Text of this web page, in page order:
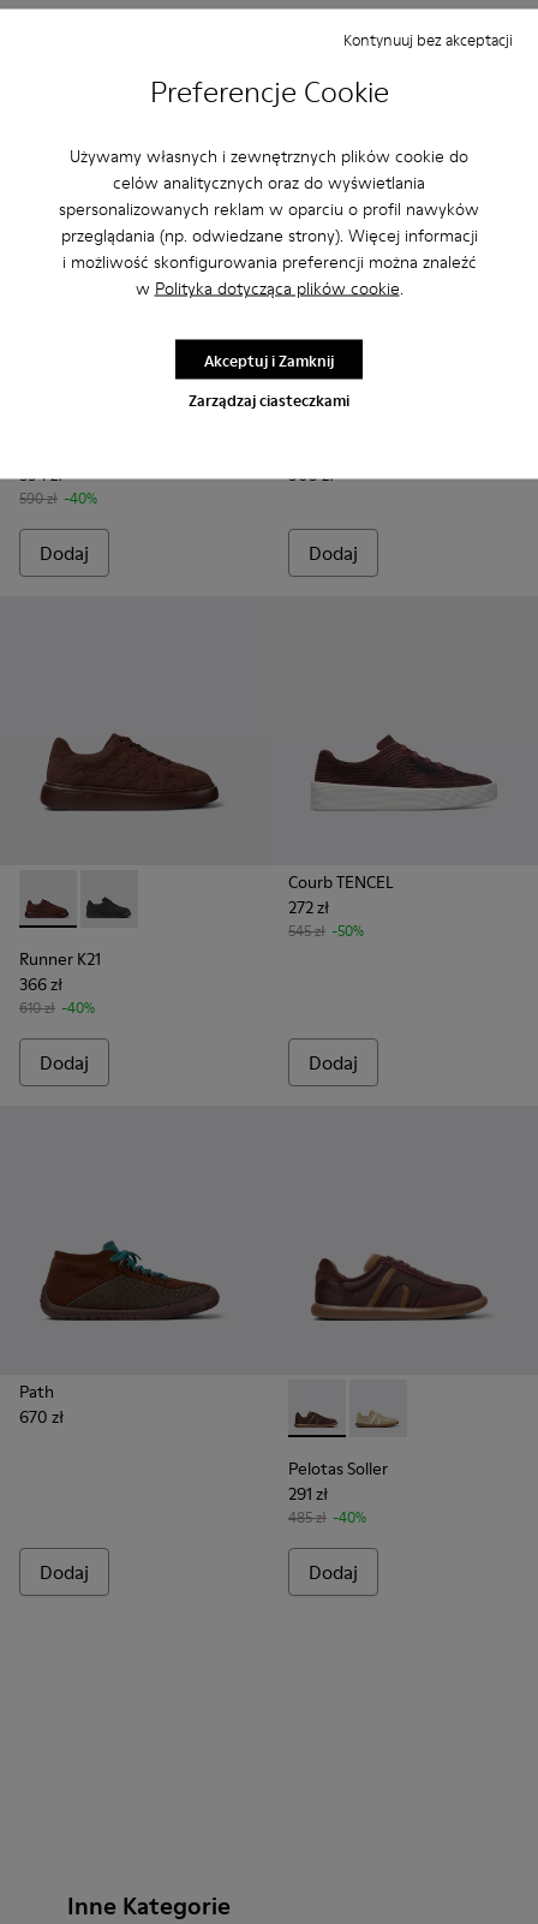
Preferencje Cookie
Używamy własnych i zewnętrznych plików cookie do
celów analitycznych oraz do wyświetlania
spersonalizowanych reklam w oparciu o profil nawyków
przeglądania (np. odwiedzane strony). Więcej informacji
i możliwość skonfigurowania preferencji można znaleźć
w Polityka dotycząca plików cookie.
Zarządzaj ciasteczkami
Kontynuuj bez akceptacji
Akceptuj i Zamknij
Dodaj
Twins - K201311-031 - Brązowe sneakersy damskie ze skóry i
Twins - K201311-045
Twins - K201311-043
Twins - K201311-024
Twins - K201311-009
Twins - K201311-003
354 zł
590 zł -40%
Dodaj
Camaleon - K400615-003 -
Camaleon -
505 zł
Dodaj
Runner K21 - K201582-002 - Bordowe tekstylne sneakersy
Runner K21 - K201582-001
Runner K21
366 zł
610 zł -40%
Dodaj
Courb TENCEL
272 zł
545 zł -50%
Dodaj
Path
670 zł
Dodaj
Pelotas Soller - K201818-
Pelotas Soller -
Pelotas Soller
291 zł
485 zł -40%
Dodaj
Inne Kategorie